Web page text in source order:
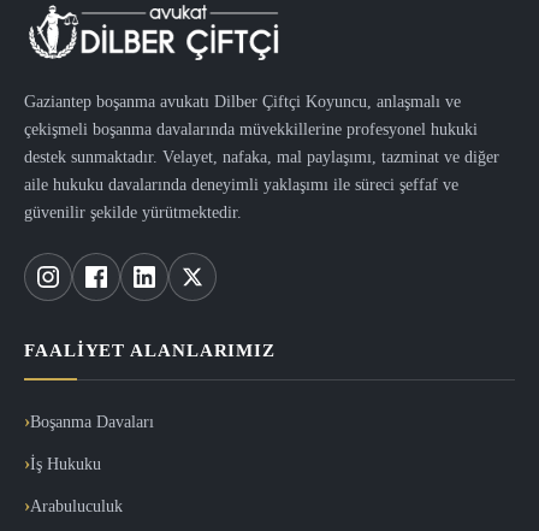
Gaziantep boşanma avukatı Dilber Çiftçi Koyuncu, anlaşmalı ve
çekişmeli boşanma davalarında müvekkillerine profesyonel hukuki
destek sunmaktadır. Velayet, nafaka, mal paylaşımı, tazminat ve diğer
aile hukuku davalarında deneyimli yaklaşımı ile süreci şeffaf ve
güvenilir şekilde yürütmektedir.
FAALIYET ALANLARIMIZ
Boşanma Davaları
İş Hukuku
Arabuluculuk